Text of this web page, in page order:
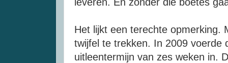
Het lijkt een terechte opmerking.
twijfel te trekken. In 2009 voerde
uitleentermijn van zes weken in.